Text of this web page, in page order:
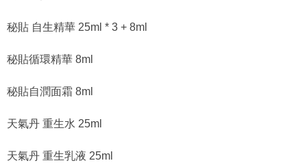
秘貼 自生精華 25ml * 3 + 8ml
秘貼循環精華 8ml
秘貼自潤面霜 8ml
天氣丹 重生水 25ml
天氣丹 重生乳液 25ml